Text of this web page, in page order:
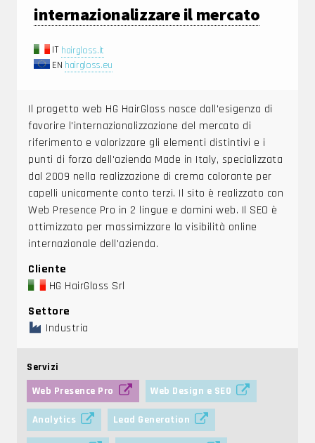
internazionalizzare il mercato
IT hairgloss.it
EN hairgloss.eu
Il progetto web HG HairGloss nasce dall'esigenza di
favorire l'internazionalizzazione del mercato di
riferimento e valorizzare gli elementi distintivi e i
punti di forza dell'azienda Made in Italy, specializzata
dal 2009 nella realizzazione di crema colorante per
capelli unicamente conto terzi. Il sito è realizzato con
Web Presence Pro in 2 lingue e domini web. Il SEO è
ottimizzato per massimizzare la visibilità online
internazionale dell'azienda.
Cliente
HG HairGloss Srl
Settore
Industria
Servizi
Web Presence Pro
Web Design e SEO
Analytics Lead Generation